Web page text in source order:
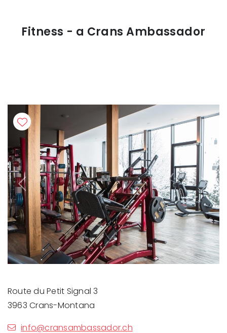
Fitness - a Crans Ambassador
Previous Next
Route du Petit Signal 3
3963 Crans-Montana
info@cransambassador.ch